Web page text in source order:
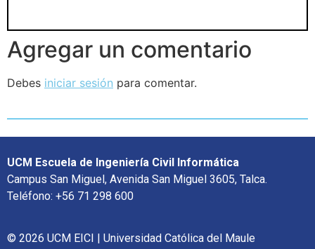
Agregar un comentario
Debes iniciar sesión para comentar.
UCM Escuela de Ingeniería Civil Informática
Campus San Miguel, Avenida San Miguel 3605, Talca.
Teléfono: +56 71 298 600
© 2026 UCM EICI | Universidad Católica del Maule